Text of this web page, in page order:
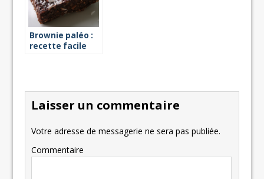
Brownie paléo :
recette facile
Laisser un commentaire
Votre adresse de messagerie ne sera pas publiée.
Commentaire